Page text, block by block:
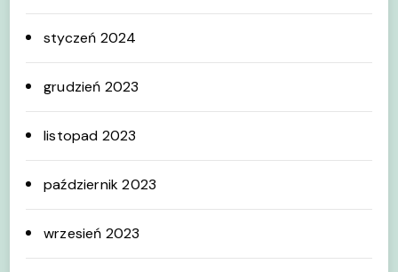
styczeń 2024
grudzień 2023
listopad 2023
październik 2023
wrzesień 2023